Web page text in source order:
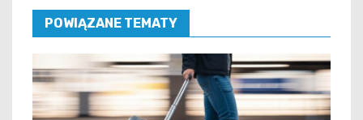
POWIĄZANE TEMATY